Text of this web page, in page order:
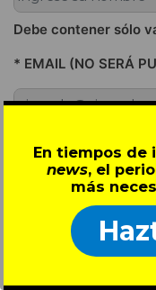
En tiempos de
news, el
más
Debe contener sólo
* EMAIL (NO SERÁ
* COMENTARIO